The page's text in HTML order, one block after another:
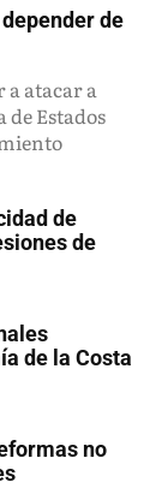
de
a atacar a
Estados
de
de
de la Costa
no